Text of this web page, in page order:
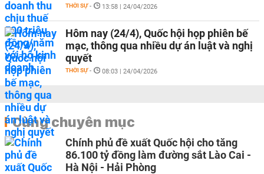
THỜI SỰ - 13:58 | 24/04/2026
Hôm nay (24/4), Quốc hội họp phiên bế
mạc, thông qua nhiều dự án luật và nghị
quyết
THỜI SỰ - 08:03 | 24/04/2026
Cùng chuyên mục
Chính phủ đề xuất Quốc hội cho tăng
86.100 tỷ đồng làm đường sắt Lào Cai -
Hà Nội - Hải Phòng